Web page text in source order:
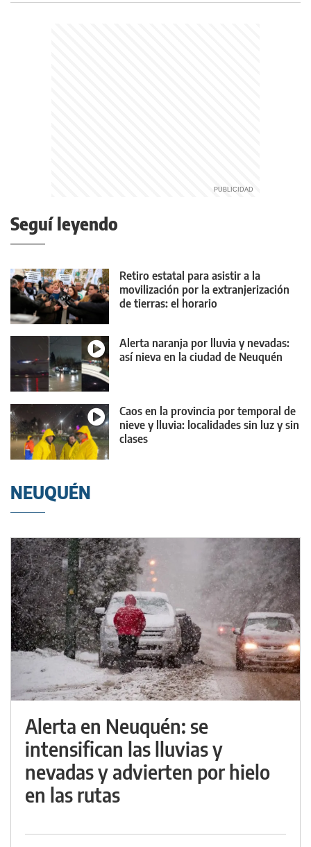
Seguí leyendo
Retiro estatal para asistir a la
movilización por la extranjerización
de tierras: el horario
Alerta naranja por lluvia y nevadas:
así nieva en la ciudad de Neuquén
Caos en la provincia por temporal de
nieve y lluvia: localidades sin luz y sin
clases
NEUQUÉN
Alerta en Neuquén: se
intensifican las lluvias y
nevadas y advierten por hielo
en las rutas